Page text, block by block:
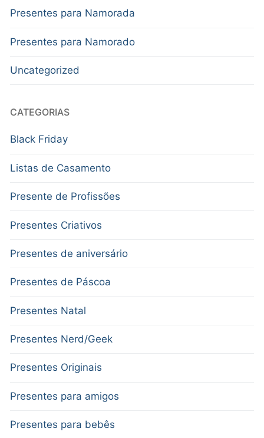
Presentes para Namorada
Presentes para Namorado
Uncategorized
CATEGORIAS
Black Friday
Listas de Casamento
Presente de Profissões
Presentes Criativos
Presentes de aniversário
Presentes de Páscoa
Presentes Natal
Presentes Nerd/Geek
Presentes Originais
Presentes para amigos
Presentes para bebês